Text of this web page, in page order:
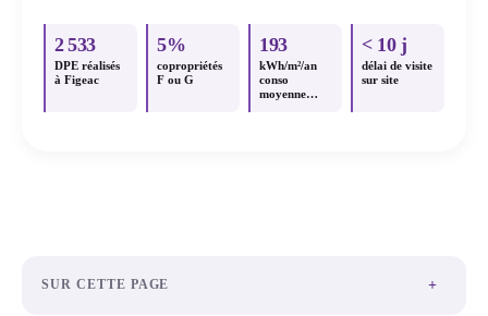
2 533
DPE réalisés
à Figeac
5%
copropriétés
F ou G
193
kWh/m²/an
conso
moyenne
< 10 j
délai de visite
sur site
SUR CETTE PAGE +